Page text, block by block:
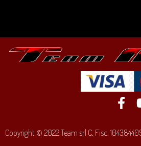
Copyright © 2022 Team srl C. Fisc.